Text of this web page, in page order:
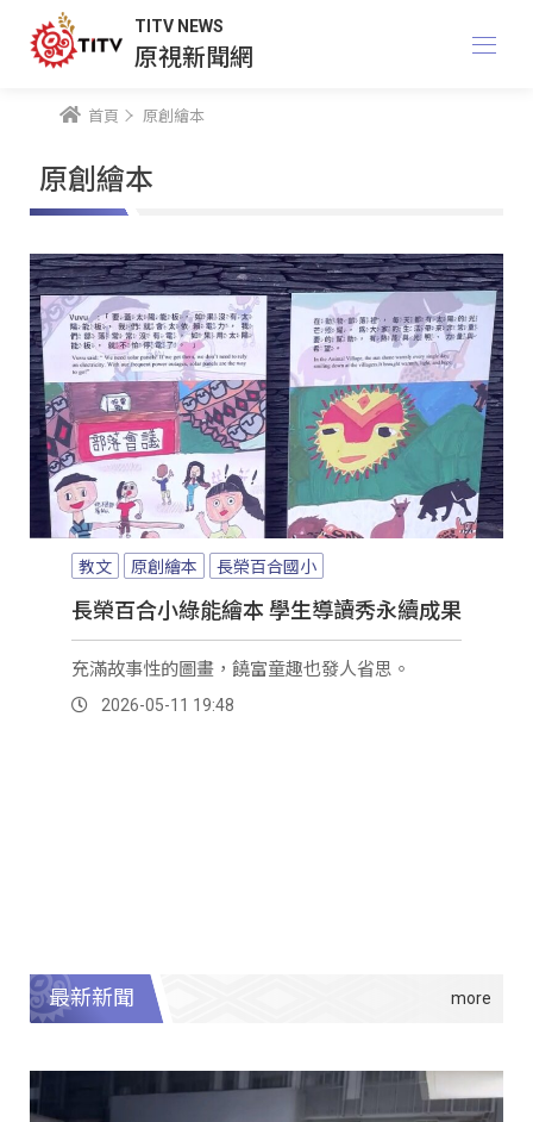
TITV NEWS
原視新聞網
首頁 原創繪本
原創繪本
教文 原創繪本 長榮百合國小
長榮百合小綠能繪本 學生導讀秀永續成果
充滿故事性的圖畫，饒富童趣也發人省思。
2026-05-11 19:48
最新新聞